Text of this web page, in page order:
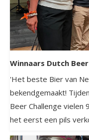
Winnaars Dutch
'Het beste Bier van
bekendgemaakt!
Beer Challenge
het eerst een pils